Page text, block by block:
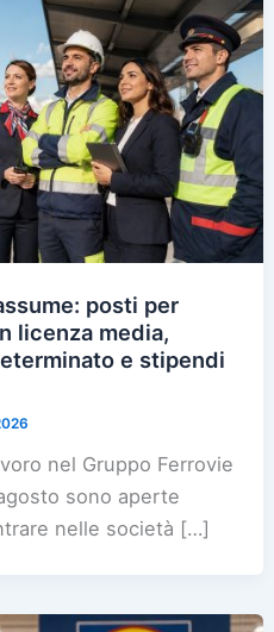
posti per
licenza media,
e stipendi
nel Gruppo Ferrovie
sono aperte
nelle società […]